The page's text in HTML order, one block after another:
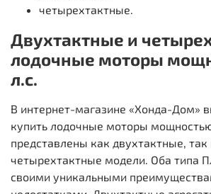
четырехтактные.
Двухтактные и
лодочные моторы
л.с.
В интернет-магазине «Хонда-Дом»
купить лодочные моторы
представлены как двухтактные, так
четырехтактные модели. Оба типа
своими уникальными